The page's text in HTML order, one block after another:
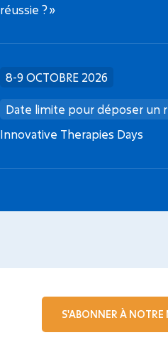
réussie ? »
8-9 OCTOBRE 2026
Date limite pour déposer un
Innovative Therapies Days
S'ABONNER À NOTRE